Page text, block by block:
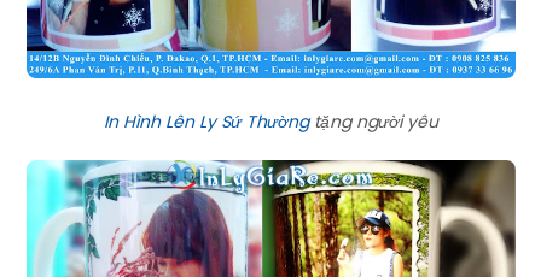
In Hình Lên Ly Sứ Thườngtặng người yêu